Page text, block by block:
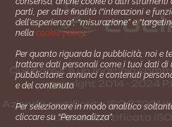
Cucinare.it è un marchio
copyright 2014 - 2024
Azienda certiﬁcata ISO 27001
- Azienda certiﬁcata ISO
parti, per altre finalità (“interazioni e
dell'esperienza”, “misurazione” e
nellacookie policy.
Per quanto riguarda la pubblicità, noi e
trattare dati personali come i tuoi dati di
pubblicitarie: annunci e contenuti
e del contenuto.
Per selezionare in modo analitico
cliccare su “Personalizza”.